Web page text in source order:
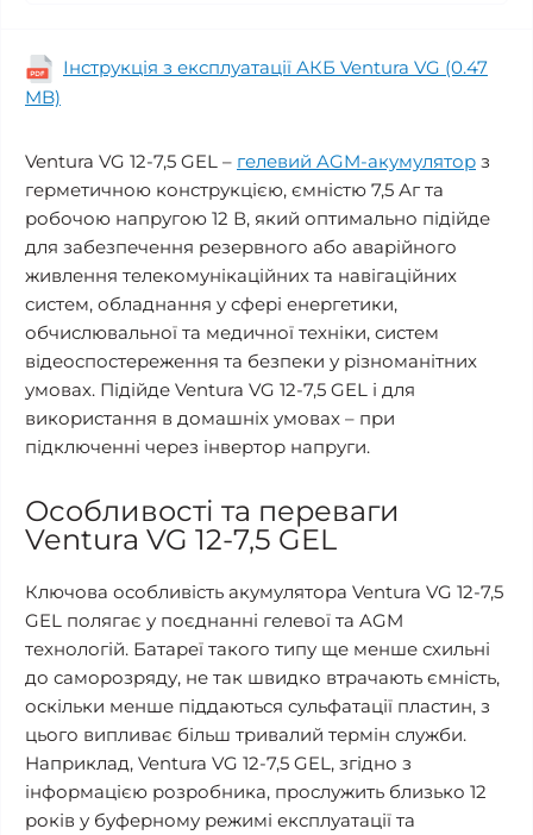
Інструкція з експлуатації АКБ Ventura VG (0.47
MB)
Ventura VG 12-7,5 GEL – гелевий AGM-акумулятор з
герметичною конструкцією, ємністю 7,5 Аг та
робочою напругою 12 В, який оптимально підійде
для забезпечення резервного або аварійного
живлення телекомунікаційних та навігаційних
систем, обладнання у сфері енергетики,
обчислювальної та медичної техніки, систем
відеоспостереження та безпеки у різноманітних
умовах. Підійде Ventura VG 12-7,5 GEL і для
використання в домашніх умовах – при
підключенні через інвертор напруги.
Особливості та переваги
Ventura VG 12-7,5 GEL
Ключова особливість акумулятора Ventura VG 12-7,5
GEL полягає у поєднанні гелевої та AGM
технологій. Батареї такого типу ще менше схильні
до саморозряду, не так швидко втрачають ємність,
оскільки менше піддаються сульфатації пластин, з
цього випливає більш тривалий термін служби.
Наприклад, Ventura VG 12-7,5 GEL, згідно з
інформацією розробника, прослужить близько 12
років у буферному режимі експлуатації та